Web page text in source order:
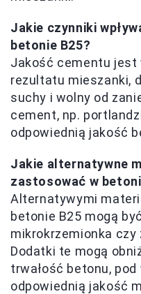
Jakie czynniki
betonie B25?
Jakość cementu jest
rezultatu mieszanki,
suchy i wolny od
cement, np.
odpowiednią jakość
Jakie alternatywne
zastosować w
Alternatywymi
betonie B25 mogą
mikrokrzemionka czy
Dodatki te mogą
trwałość betonu,
odpowiednią jakość